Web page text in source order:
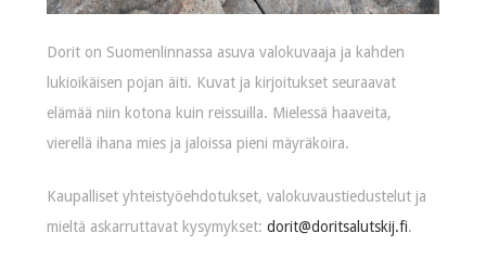
Dorit on Suomenlinnassa asuva valokuvaaja ja kahden
lukioikäisen pojan äiti. Kuvat ja kirjoitukset seuraavat
elämää niin kotona kuin reissuilla. Mielessä haaveita,
vierellä ihana mies ja jaloissa pieni mäyräkoira.
Kaupalliset yhteistyöehdotukset, valokuvaustiedustelut ja
mieltä askarruttavat kysymykset:dorit@doritsalutskij.fi.